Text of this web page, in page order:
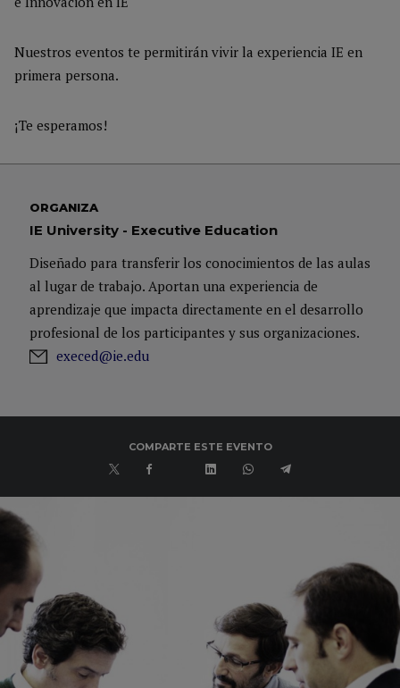
Nuestros eventos te permitirán vivir la experiencia IE en
primera persona.
¡Te esperamos!
ORGANIZA
IE University - Executive Education
Diseñado para transferir los conocimientos de las aulas
al lugar de trabajo. Aportan una experiencia de
aprendizaje que impacta directamente en el desarrollo
profesional de los participantes y sus organizaciones.
execed@ie.edu
COMPARTE ESTE EVENTO